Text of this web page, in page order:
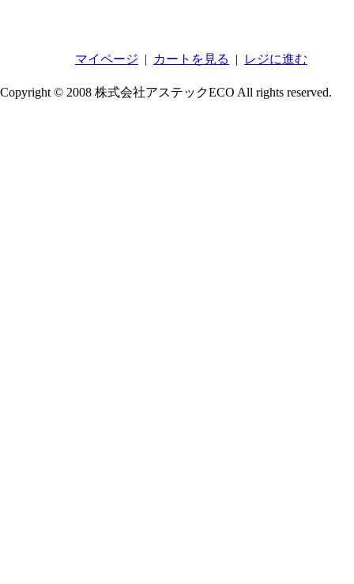
マイページ | カートを見る | レジに進む
Copyright © 2008 株式会社アステックECO All rights reserved.